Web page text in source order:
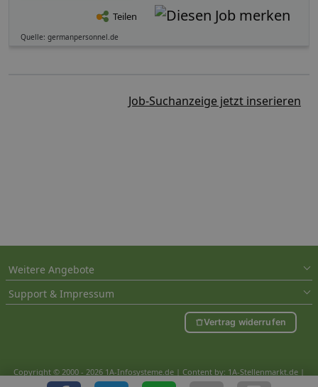
Teilen
Quelle: germanpersonnel.de
Job-Suchanzeige jetzt inserieren
Weitere Angebote
Support & Impressum
Vertrag widerrufen
Copyright © 2000 - 2026 1A-Infosysteme.de | Content by: 1A-Stellenmarkt.de |
08.08.2026| CFo: nur_Artikel|SEO_anpassung ( 0.872)